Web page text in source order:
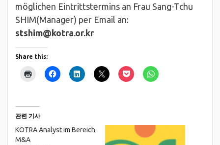
möglichen Eintrittstermins an Frau Sang-Tchu
SHIM(Manager) per Email an:
stshim@kotra.or.kr
Share this:
관련 기사
KOTRA Analyst im Bereich
M&A